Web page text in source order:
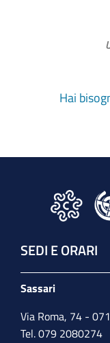
Hai
SEDI E ORARI
Sassari
Via Roma, 74 -
Tel. 079 2080274